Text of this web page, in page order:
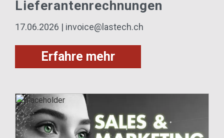
Lieferantenrechnungen
17.06.2026 | invoice@lastech.ch
Erfahre mehr